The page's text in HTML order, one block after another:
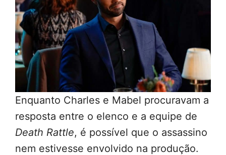
Enquanto Charles e Mabel procuravam a
resposta entre o elenco e a equipe de
Death Rattle, é possível que o assassino
nem estivesse envolvido na produção.